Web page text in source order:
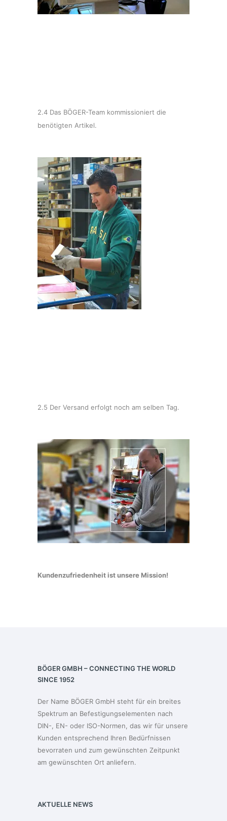
2.4 Das BÖGER-Team kommissioniert die
benötigten Artikel.
2.5 Der Versand erfolgt noch am selben Tag.
Kundenzufriedenheit ist unsere Mission!
BÖGER GMBH – CONNECTING THE WORLD
SINCE 1952
Der Name BÖGER GmbH steht für ein breites
Spektrum an Befestigungselementen nach
DIN-, EN- oder ISO-Normen, das wir für unsere
Kunden entsprechend Ihren Bedürfnissen
bevorraten und zum gewünschten Zeitpunkt
am gewünschten Ort anliefern.
AKTUELLE NEWS